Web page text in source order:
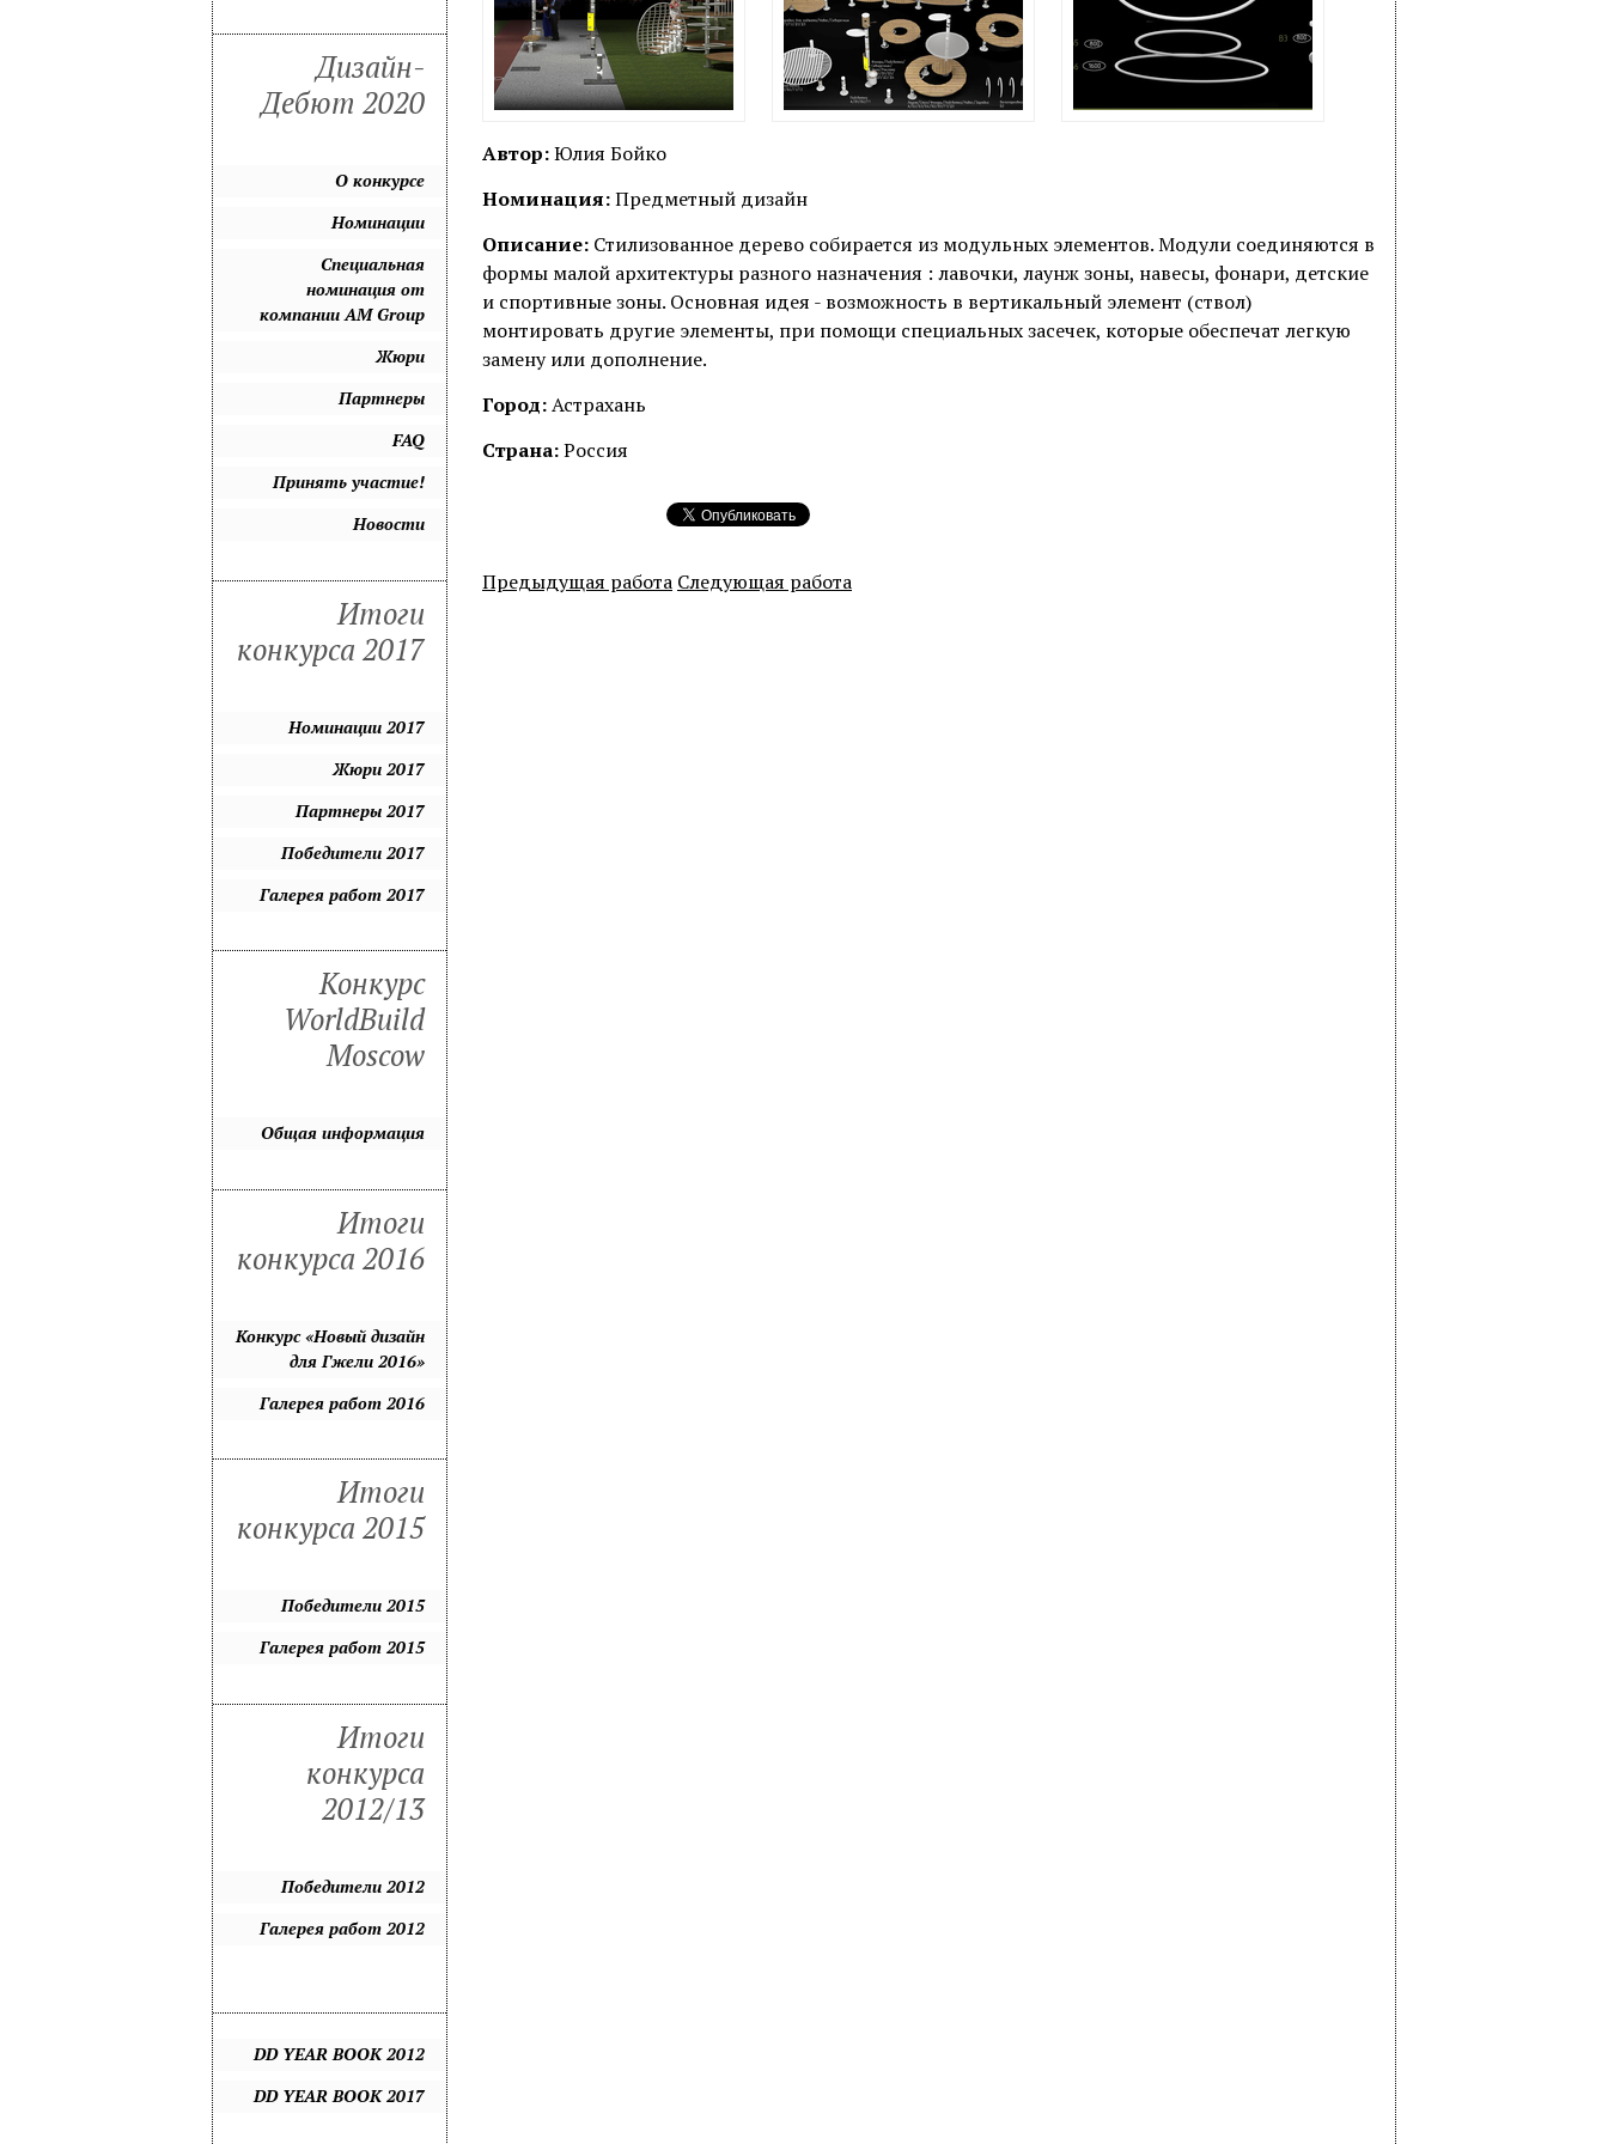
Автор:Юлия Бойко
Номинация:Предметный дизайн
Описание: Стилизованное дерево собирается из модульных элементов. Модули соединяются в
формы малой архитектуры разного назначения : лавочки, лаунж зоны, навесы, фонари, детские
и спортивные зоны. Основная идея - возможность в вертикальный элемент (ствол)
монтировать другие элементы, при помощи специальных засечек, которые обеспечат легкую
замену или дополнение.
Город:Астрахань
Страна:Россия
Предыдущая работа Следующая работа
Дизайн-
Дебют 2020
О конкурсе
Номинации
Специальная
номинация от
компании AM Group
Жюри
Партнеры
FAQ
Принять участие!
Новости
Итоги
конкурса 2017
Номинации 2017
Жюри 2017
Партнеры 2017
Победители 2017
Галерея работ 2017
Конкурс
WorldBuild
Moscow
Общая информация
Итоги
конкурса 2016
Конкурс «Новый дизайн
для Гжели 2016»
Галерея работ 2016
Итоги
конкурса 2015
Победители 2015
Галерея работ 2015
Итоги
конкурса
2012/13
Победители 2012
Галерея работ 2012
DD YEAR BOOK 2012
DD YEAR BOOK 2017